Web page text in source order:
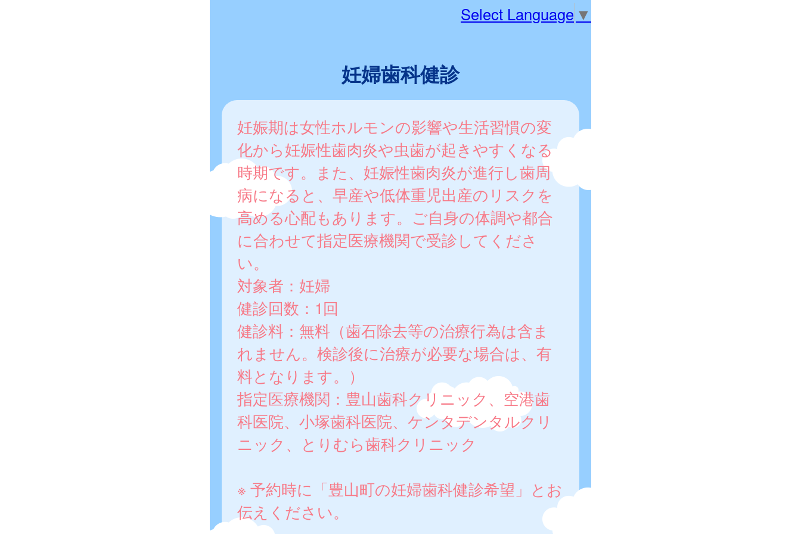
Select Language ▼
妊婦歯科健診
妊娠期は女性ホルモンの影響や生活習慣の変
化から妊娠性歯肉炎や虫歯が起きやすくなる
時期です。また、妊娠性歯肉炎が進行し歯周
病になると、早産や低体重児出産のリスクを
高める心配もあります。ご自身の体調や都合
に合わせて指定医療機関で受診してくださ
い。
対象者：妊婦
健診回数：1回
健診料：無料（歯石除去等の治療行為は含ま
れません。検診後に治療が必要な場合は、有
料となります。）
指定医療機関：豊山歯科クリニック、空港歯
科医院、小塚歯科医院、ケンタデンタルクリ
ニック、とりむら歯科クリニック
※ 予約時に「豊山町の妊婦歯科健診希望」とお
伝えください。